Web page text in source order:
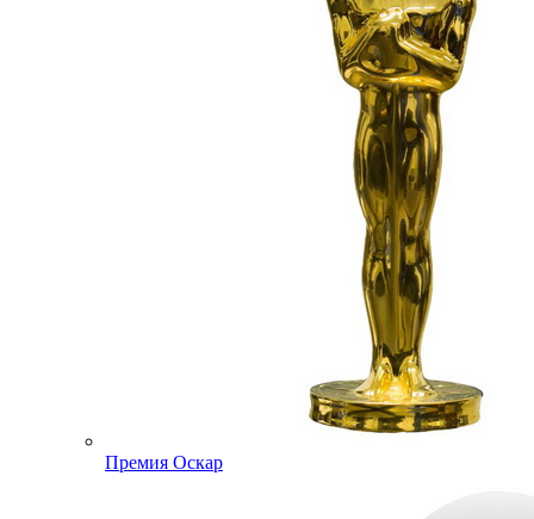
Премия Оскар